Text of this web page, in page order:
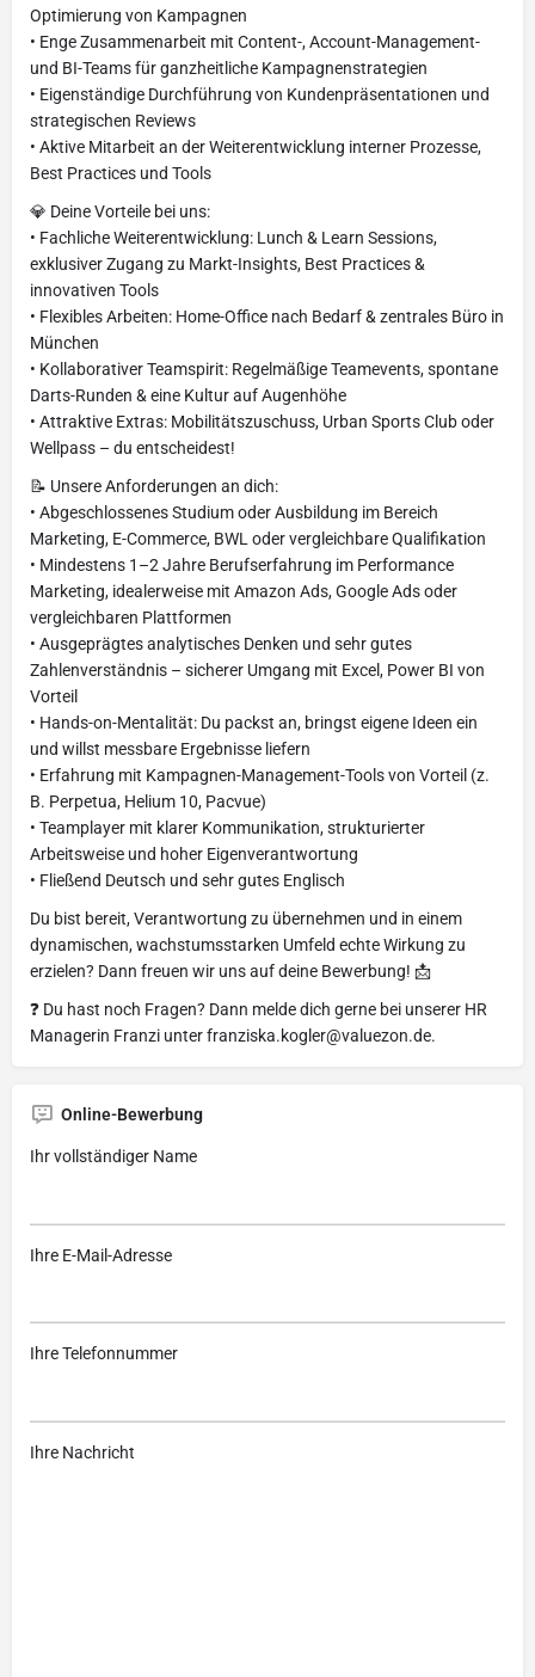
Optimierung von Kampagnen
• Enge Zusammenarbeit mit Content-, Account-Management-
und BI-Teams für ganzheitliche Kampagnenstrategien
• Eigenständige Durchführung von Kundenpräsentationen und
strategischen Reviews
• Aktive Mitarbeit an der Weiterentwicklung interner Prozesse,
Best Practices und Tools
💎 Deine Vorteile bei uns:
• Fachliche Weiterentwicklung: Lunch & Learn Sessions,
exklusiver Zugang zu Markt-Insights, Best Practices &
innovativen Tools
• Flexibles Arbeiten: Home-Office nach Bedarf & zentrales Büro in
München
• Kollaborativer Teamspirit: Regelmäßige Teamevents, spontane
Darts-Runden & eine Kultur auf Augenhöhe
• Attraktive Extras: Mobilitätszuschuss, Urban Sports Club oder
Wellpass – du entscheidest!
📝 Unsere Anforderungen an dich:
• Abgeschlossenes Studium oder Ausbildung im Bereich
Marketing, E-Commerce, BWL oder vergleichbare Qualifikation
• Mindestens 1–2 Jahre Berufserfahrung im Performance
Marketing, idealerweise mit Amazon Ads, Google Ads oder
vergleichbaren Plattformen
• Ausgeprägtes analytisches Denken und sehr gutes
Zahlenverständnis – sicherer Umgang mit Excel, Power BI von
Vorteil
• Hands-on-Mentalität: Du packst an, bringst eigene Ideen ein
und willst messbare Ergebnisse liefern
• Erfahrung mit Kampagnen-Management-Tools von Vorteil (z.
B. Perpetua, Helium 10, Pacvue)
• Teamplayer mit klarer Kommunikation, strukturierter
Arbeitsweise und hoher Eigenverantwortung
• Fließend Deutsch und sehr gutes Englisch
Du bist bereit, Verantwortung zu übernehmen und in einem
dynamischen, wachstumsstarken Umfeld echte Wirkung zu
erzielen? Dann freuen wir uns auf deine Bewerbung! 📩
❓ Du hast noch Fragen? Dann melde dich gerne bei unserer HR
Managerin Franzi unterfranziska.kogler@valuezon.de.
Online-Bewerbung
Ihr vollständiger Name
Ihre E-Mail-Adresse
Ihre Telefonnummer
Ihre Nachricht